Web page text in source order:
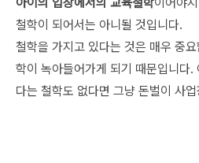
철학이 되어서는 아니될 것입니다.
철학을 가지고 있다는 것은 매우 중
학이 녹아들어가게 되기 때문입니다.
다는 철학도 없다면 그냥 돈벌이 사